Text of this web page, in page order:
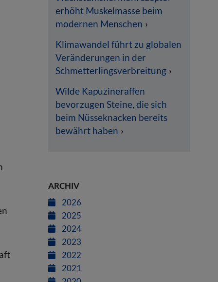
erhöht Muskelmasse beim
modernen Menschen
Klimawandel führt zu globalen
Veränderungen in der
Schmetterlingsverbreitung
Wilde Kapuzineraffen
bevorzugen Steine, die sich
beim Nüsseknacken bereits
bewährt haben
ARCHIV
2026
2025
2024
2023
2022
2021